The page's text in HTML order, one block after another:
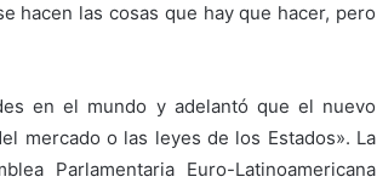
hacen las cosas que hay que hacer, pero
en el mundo y adelantó que el nuevo
mercado o las leyes de los Estados». La
Parlamentaria Euro-Latinoamericana